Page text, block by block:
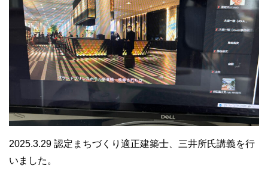
2025.3.29 認定まちづくり適正建築士、三井所氏講義を行
いました。